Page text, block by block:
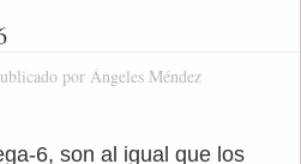
por Ángeles Méndez
6, son al igual que los